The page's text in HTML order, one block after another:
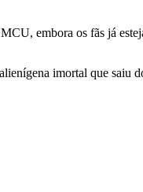
embora os fãs já
imortal que saiu